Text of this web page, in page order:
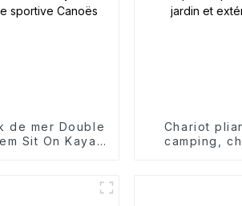
de mer Double
Sit On Kayak
Chariot
camping,